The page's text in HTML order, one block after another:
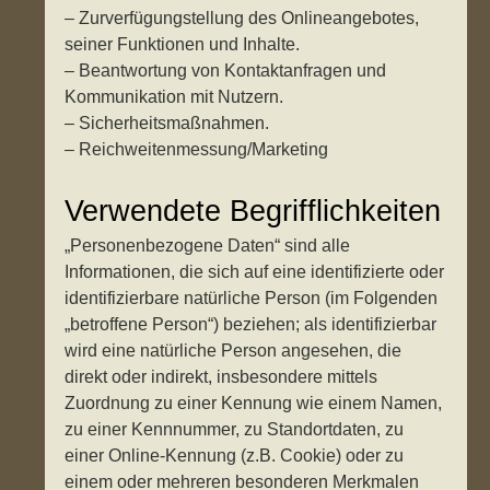
– Zurverfügungstellung des Onlineangebotes,
seiner Funktionen und Inhalte.
– Beantwortung von Kontaktanfragen und
Kommunikation mit Nutzern.
– Sicherheitsmaßnahmen.
– Reichweitenmessung/Marketing
Verwendete Begrifflichkeiten
„Personenbezogene Daten“ sind alle
Informationen, die sich auf eine identifizierte oder
identifizierbare natürliche Person (im Folgenden
„betroffene Person“) beziehen; als identifizierbar
wird eine natürliche Person angesehen, die
direkt oder indirekt, insbesondere mittels
Zuordnung zu einer Kennung wie einem Namen,
zu einer Kennnummer, zu Standortdaten, zu
einer Online-Kennung (z.B. Cookie) oder zu
einem oder mehreren besonderen Merkmalen